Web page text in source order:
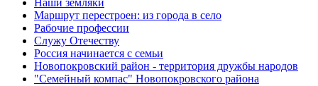
Наши земляки
Маршрут перестроен: из города в село
Рабочие профессии
Служу Отечеству
Россия начинается с семьи
Новопокровский район - территория дружбы народов
"Семейный компас" Новопокровского района